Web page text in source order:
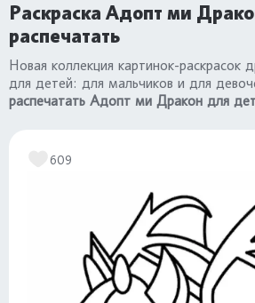
Раскраска Адопт ми
распечатать
Новая коллекция картинок-раскрасок
для детей: для мальчиков и для
распечатать Адопт ми Дракон для
609